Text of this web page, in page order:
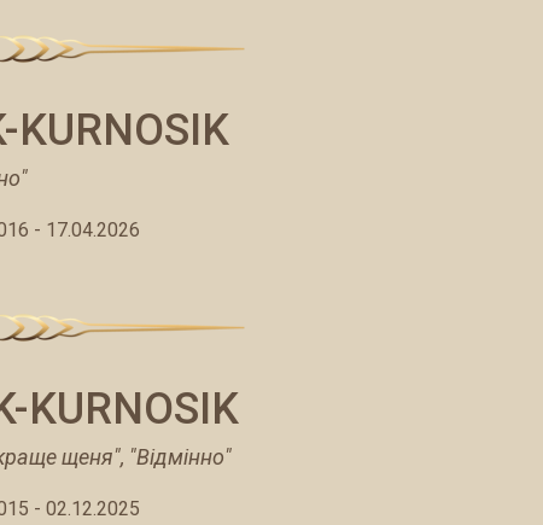
KURNOSIK
- 17.04.2026
KURNOSIK
щеня", "Відмінно"
- 02.12.2025